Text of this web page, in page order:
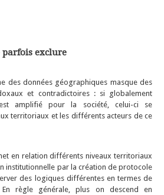
parfois exclure
des données géographiques masque des
et contradictoires : si globalement
est amplifié pour la société, celui-ci se
territoriaux et les différents acteurs de ce
en relation différents niveaux territoriaux
institutionnelle par la création de protocole
des logiques différentes en termes de
règle générale, plus on descend en